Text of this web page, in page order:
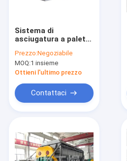
Sistema di
asciugatura a palette
efficienza Risparmio
energetico per
materiale bagnato
Prezzo:Negoziabile
MOQ:1 insieme
Ottieni l'ultimo prezzo
Contattaci